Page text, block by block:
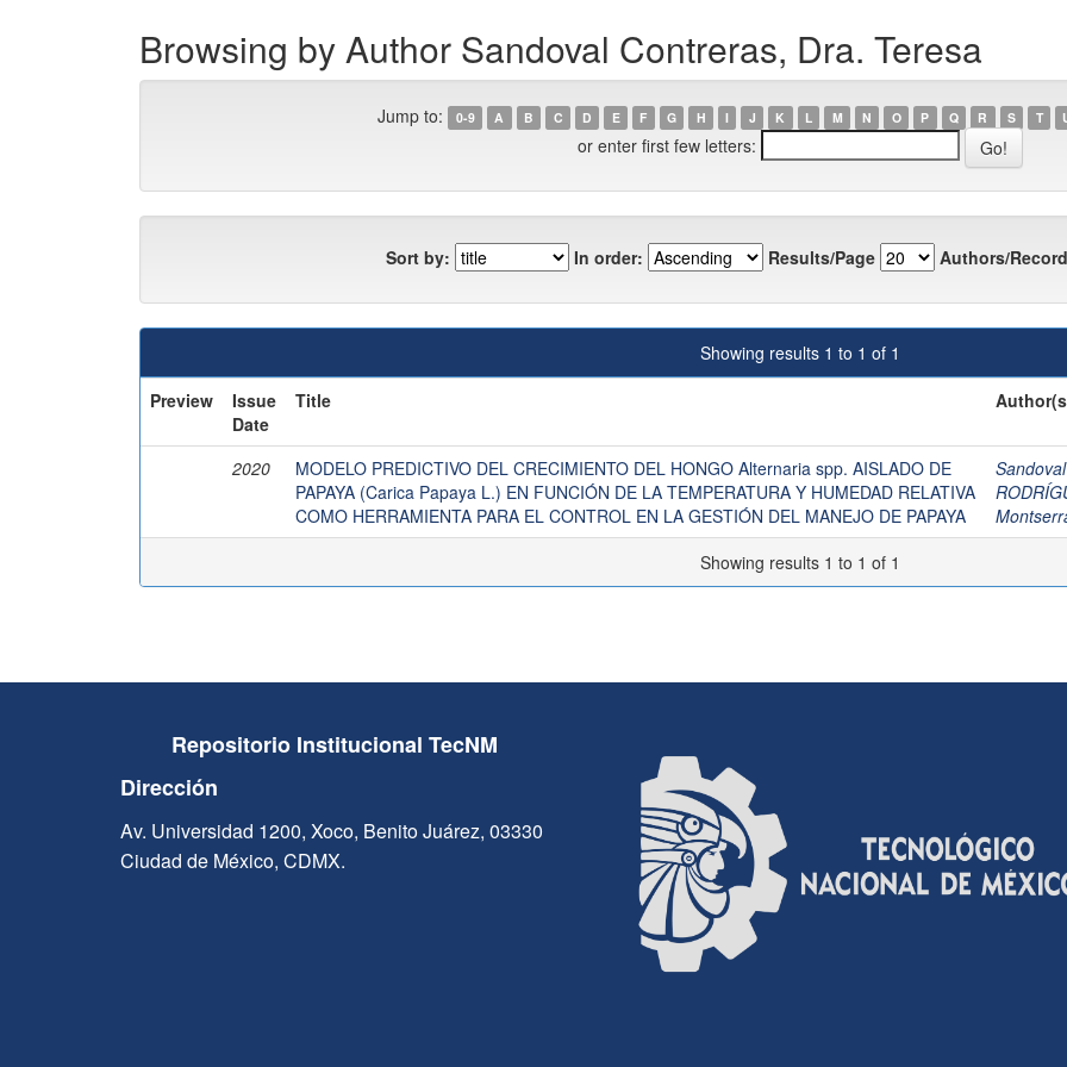
Browsing by Author Sandoval Contreras, Dra. Teresa
Jump to: 0-9 A B C D E F G H I J K L M N O P Q R S T
or enter first few letters:
Sort by: In order: Results/Page Authors/
Showing results 1 to 1 of 1
Preview
Issue
Date
Title
2020
MODELO PREDICTIVO DEL CRECIMIENTO DEL HONGO Alternaria spp. AISLADO DE
PAPAYA (Carica Papaya L.) EN FUNCIÓN DE LA TEMPERATURA Y HUMEDAD RELATIVA
COMO HERRAMIENTA PARA EL CONTROL EN LA GESTIÓN DEL MANEJO DE PAPAYA
Showing results 1 to 1 of 1
Repositorio Institucional TecNM
Dirección
Av. Universidad 1200, Xoco, Benito Juárez, 03330
Ciudad de México, CDMX.